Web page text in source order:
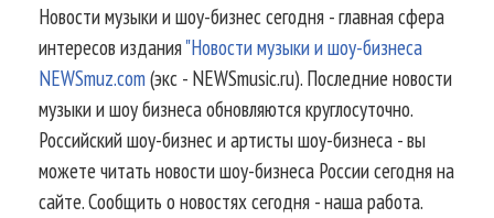
Новости музыки и шоу-бизнес сегодня - главная сфера
интересов издания"Новости музыки и шоу-бизнеса
NEWSmuz.com(экс - NEWSmusic.ru). Последние новости
музыки и шоу бизнеса обновляются круглосуточно.
Российский шоу-бизнес и артисты шоу-бизнеса - вы
можете читать новости шоу-бизнеса России сегодня на
сайте. Сообщить о новостях сегодня - наша работа.